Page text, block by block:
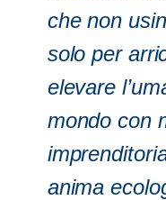
che non
solo per
elevare
mondo con
anima